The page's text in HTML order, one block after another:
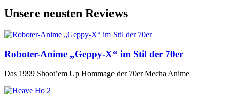
Unsere neusten Reviews
Roboter-Anime „Geppy-X“ im Stil der 70er
Das 1999 Shoot’em Up Hommage der 70er Mecha Anime